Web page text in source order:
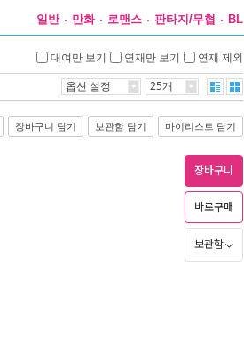
일반 만화 로맨스 판타지/무협 BL
대여만 보기 연재만 보기 연재 제외
옵션 설정 25개
장바구니 담기 보관함 담기 마이리스트 담기
장바구니
바로구매
보관함